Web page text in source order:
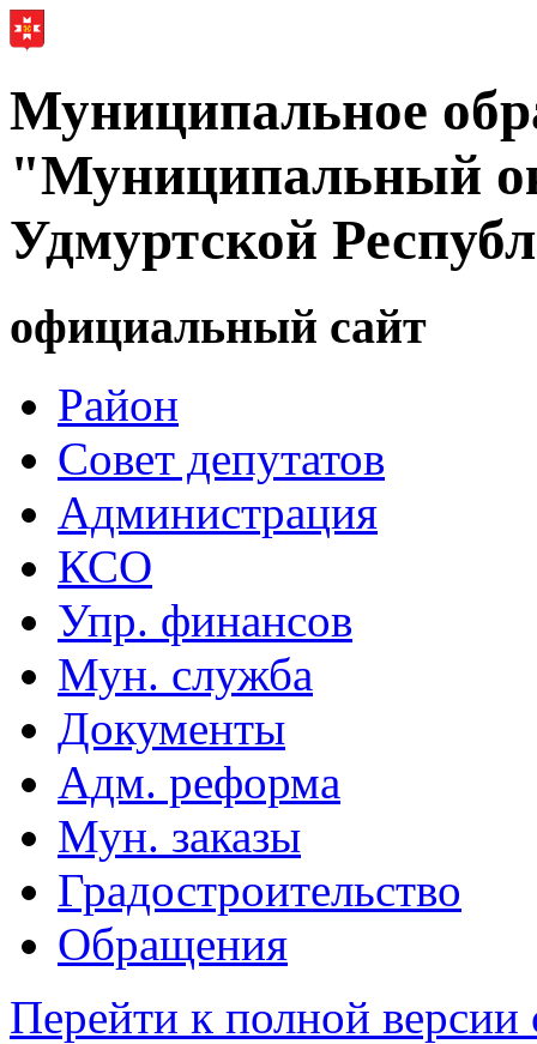
Муниципальное
"Муниципальный
Удмуртской
официальный сайт
Район
Совет депутатов
Администрация
КСО
Упр. финансов
Мун. служба
Документы
Адм. реформа
Мун. заказы
Градостроительство
Обращения
Перейти к полной версии